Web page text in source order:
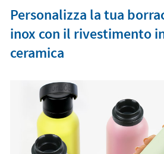
Personalizza la tua
inox con il rivestimento
ceramica